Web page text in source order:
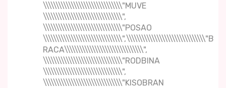
\\\\\\\\\\\\\\\\\\\\\\\\\\\\\\\"MUVE
\\\\\\\\\\\\\\\\\\\\\\\\\\\\\\\",
\\\\\\\\\\\\\\\\\\\\\\\\\\\\\\\"POSAO
\\\\\\\\\\\\\\\\\\\\\\\\\\\\\\\",\\\\\\\\\\\\\\\\\\\\\\\\\\\\\\\"B
RACA\\\\\\\\\\\\\\\\\\\\\\\\\\\\\\\",
\\\\\\\\\\\\\\\\\\\\\\\\\\\\\\\"RODBINA
\\\\\\\\\\\\\\\\\\\\\\\\\\\\\\\",
\\\\\\\\\\\\\\\\\\\\\\\\\\\\\\\"KISOBRAN